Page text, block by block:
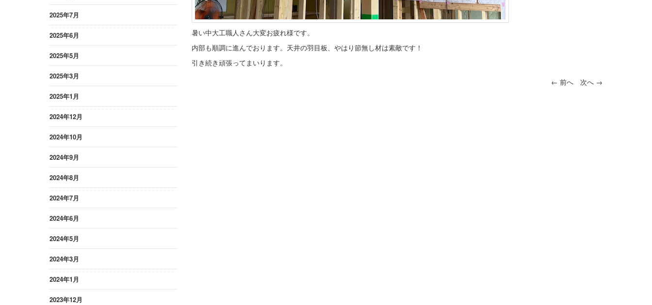
暑い中大工職人さん大変お疲れ様です。
内部も順調に進んでおります。天井の羽目板、やはり節無し材は素敵です！
引き続き頑張ってまいります。
← 前へ 次へ →
2025年7月
2025年6月
2025年5月
2025年3月
2025年1月
2024年12月
2024年10月
2024年9月
2024年8月
2024年7月
2024年6月
2024年5月
2024年3月
2024年1月
2023年12月